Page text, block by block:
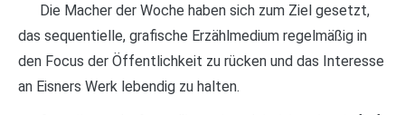
Die Macher der Woche haben sich zum Ziel gesetzt,
das sequentielle, grafische Erzählmedium regelmäßig in
den Focus der Öffentlichkeit zu rücken und das Interesse
an Eisners Werk lebendig zu halten.